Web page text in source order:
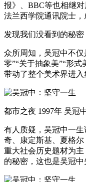
报》、BBC等也相继
法兰西学院通讯院士
发现我们没看到的秘密
众所周知，吴冠中不
零”“关于抽象美”“形
带动了整个美术界进入
都市之夜 1997年 吴冠
有人质疑，吴冠中一
奇、康定斯基、夏格
重大社会历史题材为
的秘密，这也是吴冠中